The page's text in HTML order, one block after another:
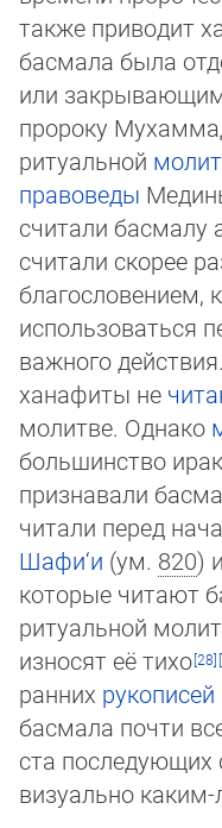
также приводит
басмала была
или
пророку
ритуальной
правоведы
считали басмалу
считали скорее
благословением,
использоваться
важ­но­го действия.
ханафиты не
молитве. Однако
боль­шинство
признавали
читали перед
Ша­фи­‘и (ум. 820)
которые читают
ритуальной
из­но­сят её тихо
ранних рукописей
басмала почти
ста последующих
визуально